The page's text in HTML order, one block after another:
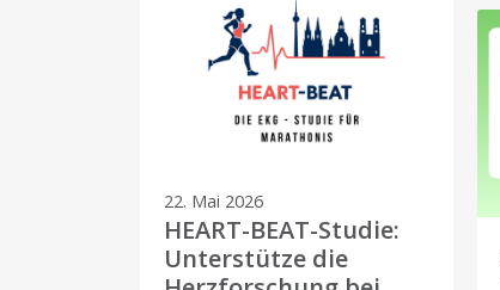
22. Mai 2026
HEART-BEAT-Studie:
Unterstütze die